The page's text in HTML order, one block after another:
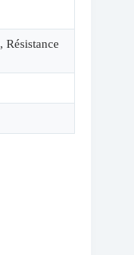
, Résistance